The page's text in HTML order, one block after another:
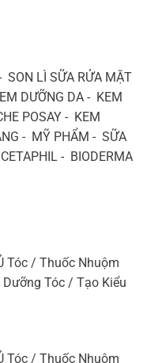
SON LÌ SỮA RỬA MẶT
DƯỠNG DA - KEM
POSAY - KEM
- MỸ PHẨM - SỮA
- BIODERMA
Tóc / Thuốc Nhuộm
Tóc / Tạo Kiểu
Tóc / Thuốc Nhuộm